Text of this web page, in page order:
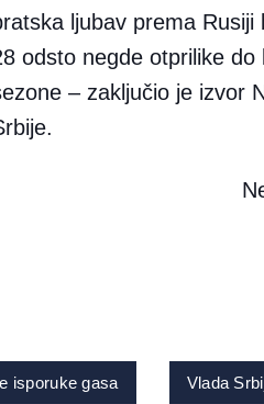
ljubav prema Rusiji
odsto negde otprilike do
– zaključio je izvor
isporuke gasa Vlada